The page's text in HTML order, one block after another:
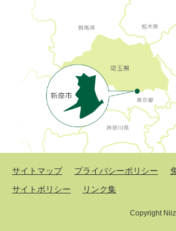
サイトマップ プライバシーポリシー
サイトポリシー
リンク集
Copyright